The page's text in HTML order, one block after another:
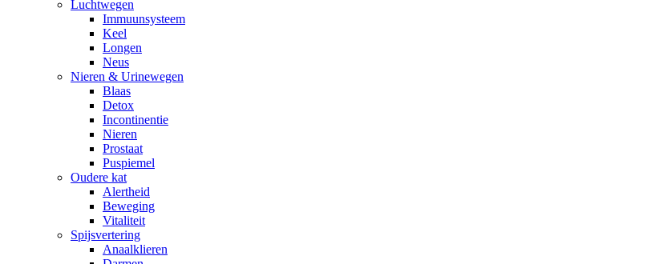
Luchtwegen
Immuunsysteem
Keel
Longen
Neus
Nieren & Urinewegen
Blaas
Detox
Incontinentie
Nieren
Prostaat
Puspiemel
Oudere kat
Alertheid
Beweging
Vitaliteit
Spijsvertering
Anaalklieren